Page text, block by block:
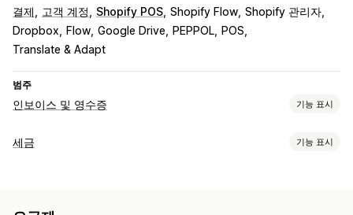
결제 고객 계정 Shopify POS Shopify Flow Shopify 관리자
Dropbox
Flow Google Drive PEPPOL
POS
Translate & Adapt
범주
인보이스 및 영수증 기능 표시
문서 유형
맞춤 설정
세금 기능 표시